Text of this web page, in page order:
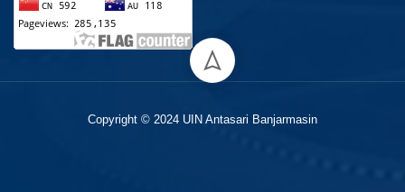
Copyright © 2024 UIN Antasari Banjarmasin